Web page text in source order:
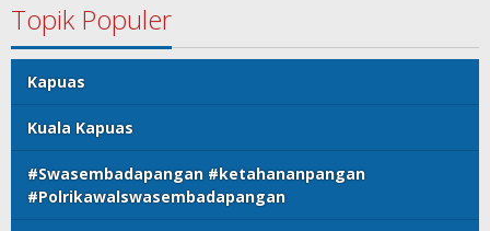
Topik Populer
Kapuas
Kuala Kapuas
#Swasembadapangan #ketahananpangan
#Polrikawalswasembadapangan